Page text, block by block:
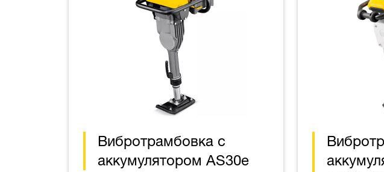
Вибротрамбовка с
аккумулятором AS30e